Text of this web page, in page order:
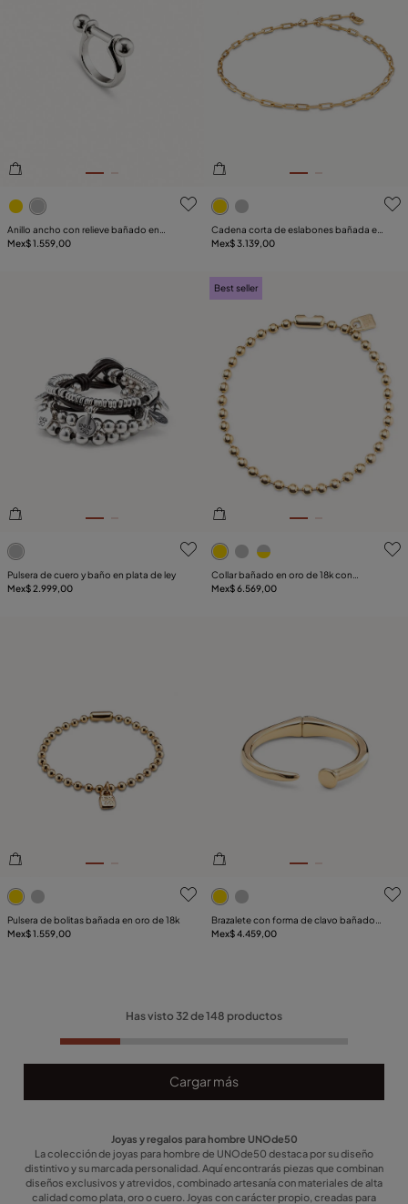
5de 5 Valoración del cliente
Anillo ancho con relieve bañado en
plata de ley para mujer
Mex$ 1.559,00
4.7de 5 Valoración del
Cadena corta de eslabones bañada en
oro de 18k
Mex$ 3.139,00
5de 5 Valoración del cliente
Pulsera de cuero y baño en plata de ley
Mex$ 2.999,00
5de 5 Valoración del cliente
Best seller
Collar bañado en oro de 18k con
cuentas esféricas grandes y cierre
Mex$ 6.569,00
5de 5 Valoración del cliente
Pulsera de bolitas bañada en oro de 18k
Mex$ 1.559,00
5de 5 Valoración del cliente
Brazalete con forma de clavo bañado
en oro de 18k
Mex$ 4.459,00
Has visto 32de148 productos
Cargar más
Joyas y regalos para hombre UNOde50
La colección de joyas para hombre de UNOde50 destaca por su diseño
distintivo y su marcada personalidad. Aquí encontrarás piezas que combinan
diseños exclusivos y atrevidos, combinado artesanía con materiales de alta
calidad como plata, oro o cuero. Joyas con carácter propio, creadas para